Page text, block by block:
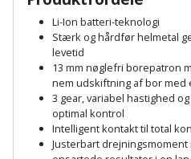
Lecablokke
fundablokke
Lofter
Lofttrapper
Høvl
Kiler
Kloakrenser
Kniv
Detektor
Diamantskæremaskine
Diamantslibertilbehør
Dykkerpistol
Robotplæneklipper
Robotplæneklipper
tilbehør
Vandpumpe
Vertikalskærer
Elartikler
Flagstænger
have
Li-Ion batteri-teknologi
Stærk og hårdfør helmetal
levetid
13 mm nøglefri borepatron
nem udskiftning af bor med
3 gear, variabel hastighed
optimal kontrol
Intelligent kontakt til total
Justerbart